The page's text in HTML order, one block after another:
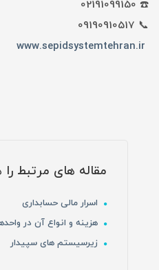
☎️ 02191099150
📞 09190910517
www.sepidsystemtehran.ir
مقاله های مرتبط را
اسرار مالی حسابداری
هزینه و انواع آن در
زیرسیستم های سپیدار